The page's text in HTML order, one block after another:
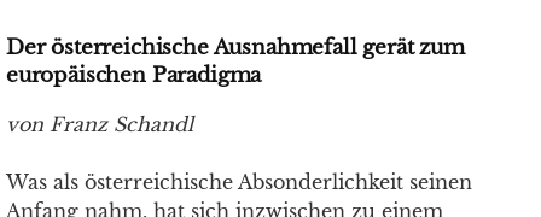
Der österreichische Ausnahmefall gerät zum
europäischen Paradigma
von Franz Schandl
Was als österreichische Absonderlichkeit seinen
Anfang nahm, hat sich inzwischen zu einem